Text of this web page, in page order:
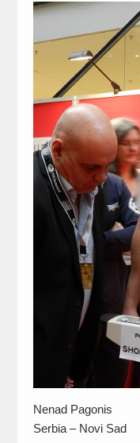
Nenad Pagonis
Serbia – Novi Sad